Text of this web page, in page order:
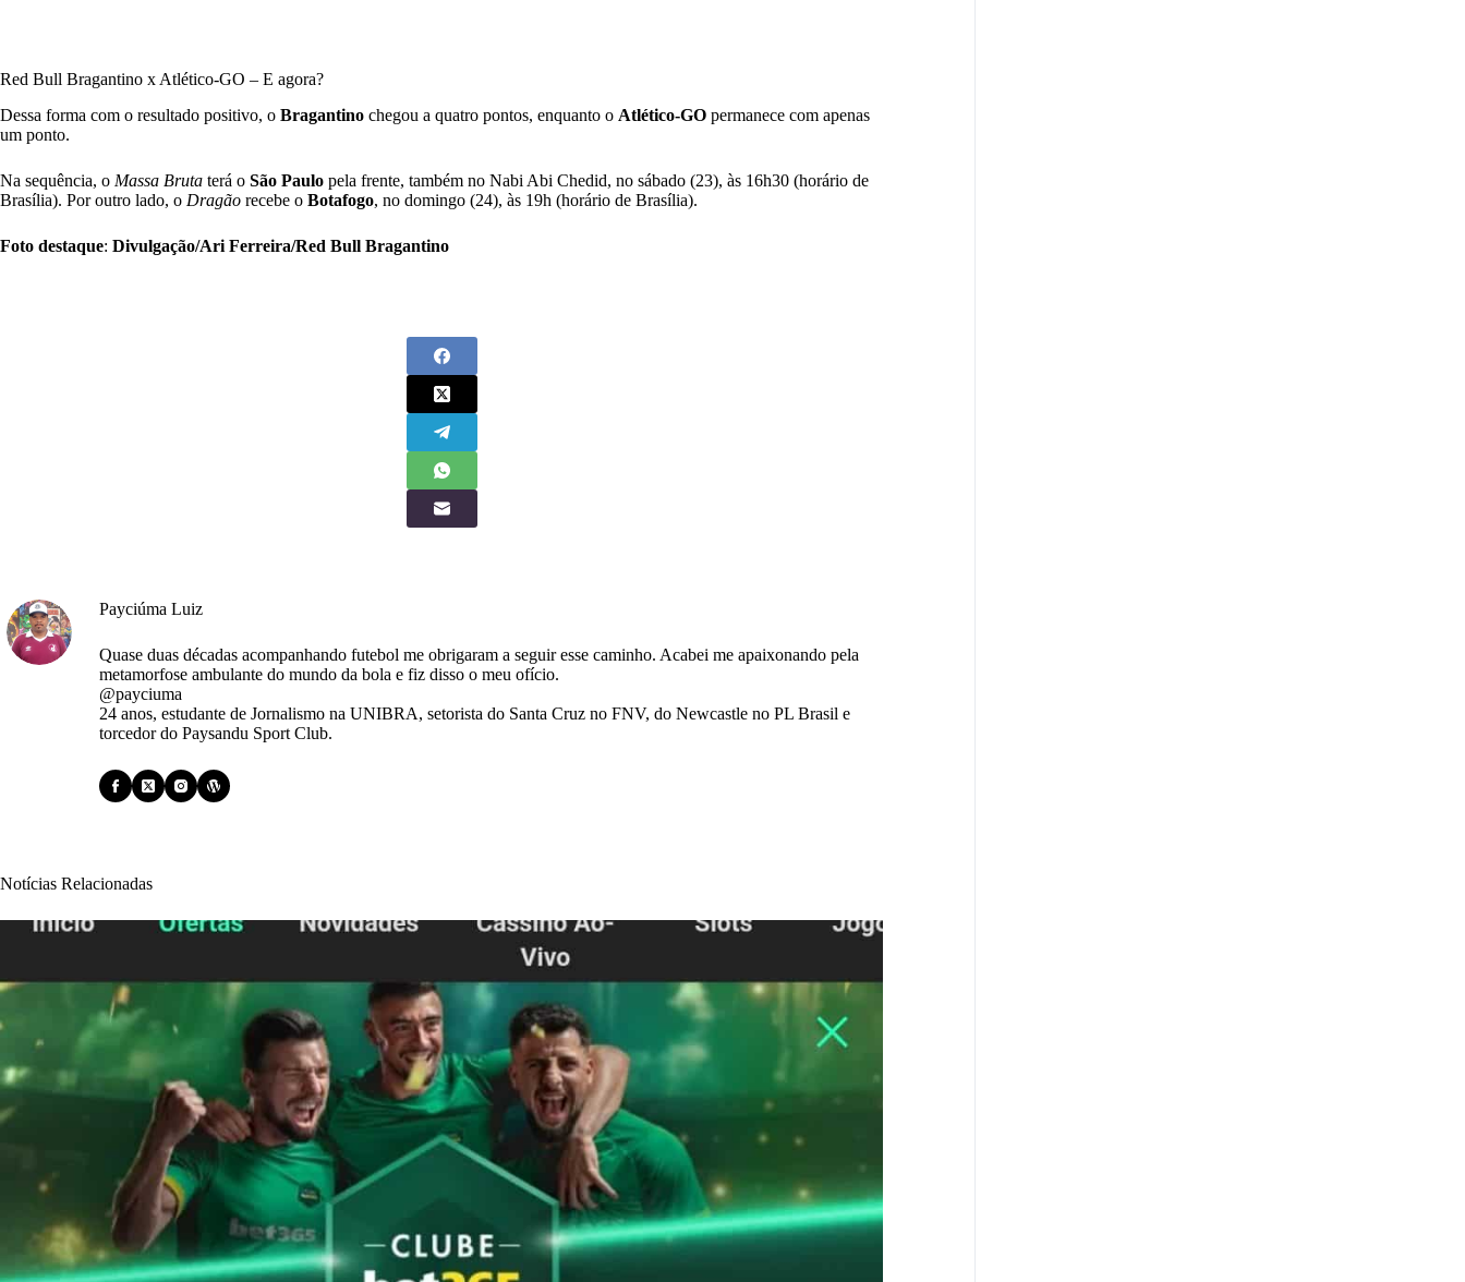
Red Bull Bragantino x Atlético-GO – E agora?
Dessa forma com o resultado positivo, o Bragantino chegou a quatro pontos, enquanto o Atlético-GO permanece com apenas
um ponto.
Na sequência, o Massa Bruta terá o São Paulo pela frente, também no Nabi Abi Chedid, no sábado (23), às 16h30 (horário de
Brasília). Por outro lado, o Dragão recebe o Botafogo, no domingo (24), às 19h (horário de Brasília).
Foto destaque: Divulgação/Ari Ferreira/Red Bull Bragantino
Payciúma Luiz
Quase duas décadas acompanhando futebol me obrigaram a seguir esse caminho. Acabei me apaixonando pela
metamorfose ambulante do mundo da bola e fiz disso o meu ofício.
@payciuma
24 anos, estudante de Jornalismo na UNIBRA, setorista do Santa Cruz no FNV, do Newcastle no PL Brasil e
torcedor do Paysandu Sport Club.
Notícias Relacionadas